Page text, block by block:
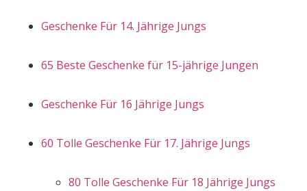
Geschenke Für 14. Jährige Jungs
65 Beste Geschenke für 15-jährige Jungen
Geschenke Für 16 Jährige Jungs
60 Tolle Geschenke Für 17. Jährige Jungs
80 Tolle Geschenke Für 18 Jährige Jungs